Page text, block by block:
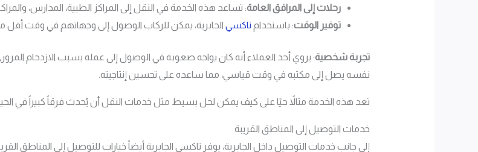
رحلات إلى المرافق العامة: تساعد هذه الخدمة في النقل إلى المراكز الطبية، المدارس،
توفير الوقت: باستخدام تاكسيالجابرية، يمكن للركاب الوصول إلى وجهاتهم في وقت أقل
تجربة شخصية: يروي أحد العملاء أنه كان يواجه صعوبة في الوصول إلى عمله بسبب الازدحام
نفسه يصل إلى مكتبه في وقت قياسي، مما ساعده على تحسين إنتاجيته.
تعد هذه الخدمة مثالاً حيًا على كيف يمكن لحل بسيط مثل خدمات النقل أن يُحدث فرقاً كبيراً في
خدمات التوصيل إلى المناطق القريبة
إلى جانب خدمات التوصيل داخل الجابرية، يوفر تاكسي الجابرية أيضاً خيارات للتوصيل إلى المناطق